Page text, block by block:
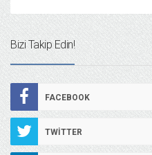
Bizi Takip Edin!
FACEBOOK
TWITTER